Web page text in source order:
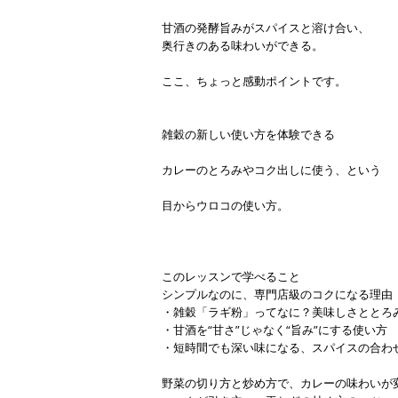
甘酒の発酵旨みがスパイスと溶け合い、
奥行きのある味わいができる。
ここ、ちょっと感動ポイントです。
雑穀の新しい使い方を体験できる
カレーのとろみやコク出しに使う、という
目からウロコの使い方。
このレッスンで学べること
シンプルなのに、専門店級のコクになる理由
・雑穀「ラギ粉」ってなに？美味しさととろ
・甘酒を“甘さ”じゃなく“旨み”にする使い方
・短時間でも深い味になる、スパイスの合わ
野菜の切り方と炒め方で、カレーの味わいが